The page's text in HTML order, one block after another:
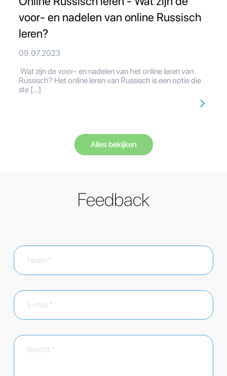
voor- en nadelen van online Russisch
leren?
09.07.2023
Wat zijn de voor- en nadelen van het online leren van
Russisch? Het online leren van Russisch is een optie die
ste […]
Alles bekijken
Feedback